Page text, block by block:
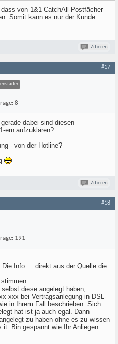
von 1&1 CatchAll-Postfächer
Somit kann es nur der Kunde
Zitieren
#17
8
dabei sind diesen
ern aufzuklären?
- von der Hotline?
Zitieren
#18
191
Info.... direkt aus der Quelle die
diese angelegt haben,
xxx bei Vertragsanlegung in DSL-
in Ihrem Fall beschrieben. Sich
hat ist ja auch egal. Dann
zu haben ohne es zu wissen
Bin gespannt wie Ihr Anliegen